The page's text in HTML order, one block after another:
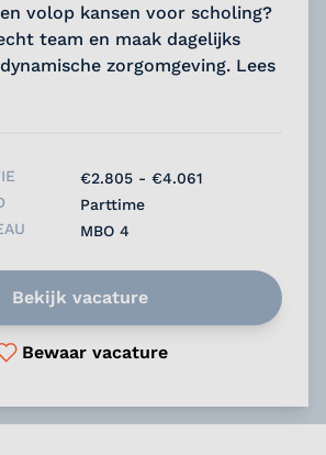
volop kansen voor scholing?
team en maak dagelijks
zorgomgeving. Lees
€2.805 - €4.061
Parttime
MBO 4
Bekijk vacature
Bewaar vacature